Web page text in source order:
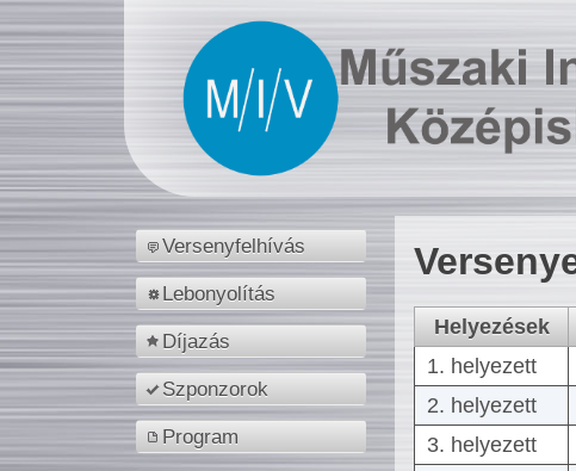
Versenyfelhívás
Lebonyolítás
Díjazás
Szponzorok
Program
Helyezések
1. helyezett
2. helyezett
3. helyezett